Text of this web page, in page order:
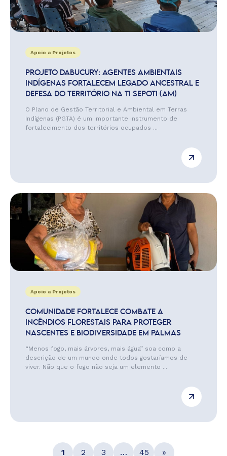
Apoio a Projetos
PROJETO DABUCURY: AGENTES AMBIENTAIS
INDÍGENAS FORTALECEM LEGADO ANCESTRAL E
DEFESA DO TERRITÓRIO NA TI SEPOTI (AM)
O Plano de Gestão Territorial e Ambiental em Terras
Indígenas (PGTA) é um importante instrumento de
fortalecimento dos territórios ocupados ...
Apoio a Projetos
COMUNIDADE FORTALECE COMBATE A
INCÊNDIOS FLORESTAIS PARA PROTEGER
NASCENTES E BIODIVERSIDADE EM PALMAS
“Menos fogo, mais árvores, mais água” soa como a
descrição de um mundo onde todos gostaríamos de
viver. Não que o fogo não seja um elemento ...
1 2 3 … 45 »